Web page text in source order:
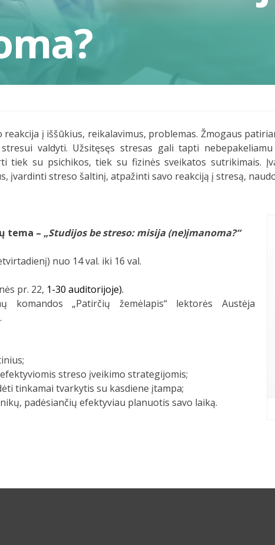
į iššūkius, reikalavimus, problemas. Žmogaus
valdyti. Užsitęsęs stresas gali tapti
tiek su psichikos, tiek su fizinės sveikatos sutrikimais.
įvardinti streso šaltinį, atpažinti savo reakciją į stresą,
tema – „Studijos be streso: misija (ne)įmanoma?“
nuo 14 val. iki 16 val.
pr. 22, 1-30 auditorijoje).
komandos „Patirčių žemėlapis“ lektorės Austėja
streso įveikimo strategijomis;
tinkamai tvarkytis su kasdiene įtampa;
padėsiančių efektyviau planuotis savo laiką.